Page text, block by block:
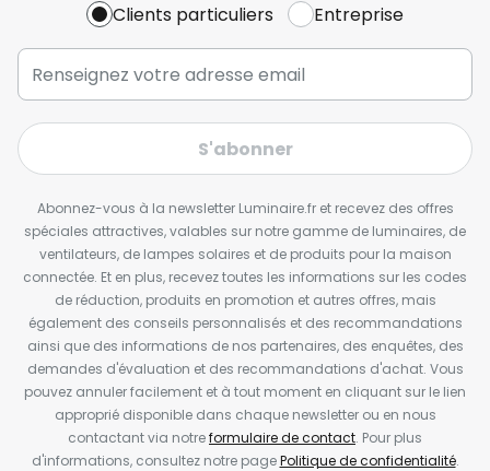
Clients particuliers Entreprise
S'abonner
Abonnez-vous à la newsletter Luminaire.fr et recevez des offres
spéciales attractives, valables sur notre gamme de luminaires, de
ventilateurs, de lampes solaires et de produits pour la maison
connectée. Et en plus, recevez toutes les informations sur les codes
de réduction, produits en promotion et autres offres, mais
également des conseils personnalisés et des recommandations
ainsi que des informations de nos partenaires, des enquêtes, des
demandes d'évaluation et des recommandations d'achat. Vous
pouvez annuler facilement et à tout moment en cliquant sur le lien
approprié disponible dans chaque newsletter ou en nous
contactant via notreformulaire de contact. Pour plus
d'informations, consultez notre pagePolitique de confidentialité.